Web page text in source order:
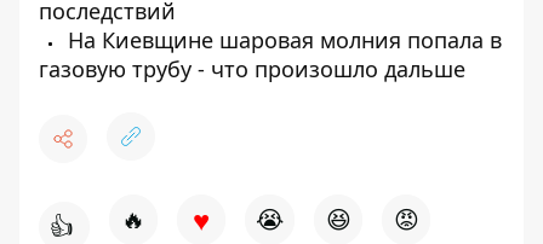
последствий
На Киевщине шаровая молния попала в
газовую трубу - что произошло дальше
👍 🔥 ♥ 😭 😆 😡